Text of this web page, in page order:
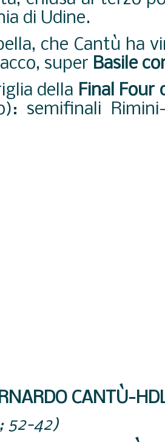
di Udine.
che Cantù ha
super Basile
della Final Four
semifinali
CANTÙ-
52-42)